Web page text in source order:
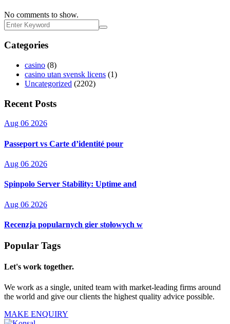
No comments to show.
Categories
casino (8)
casino utan svensk licens (1)
Uncategorized (2202)
Recent Posts
Aug 06 2026
Passeport vs Carte d’identité pour
Aug 06 2026
Spinpolo Server Stability: Uptime and
Aug 06 2026
Recenzja popularnych gier stołowych w
Popular Tags
Let's work together.
We work as a single, united team with market-leading firms around
the world and give our clients the highest quality advice possible.
MAKE ENQUIRY